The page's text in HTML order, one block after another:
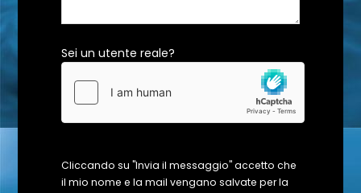
Sei un utente reale?
Cliccando su "Invia il messaggio" accetto che
il mio nome e la mail vengano salvate per la